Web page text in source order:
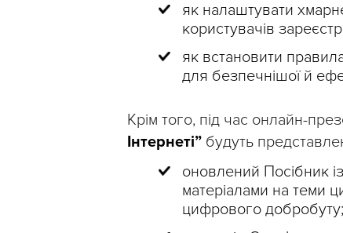
як налаштувати
користувачів
як встановити
для безпечнішої й
Крім того, під час онлайн-
Інтернеті” будуть
оновлений Посібник
матеріалами на теми
цифрового добробуту;